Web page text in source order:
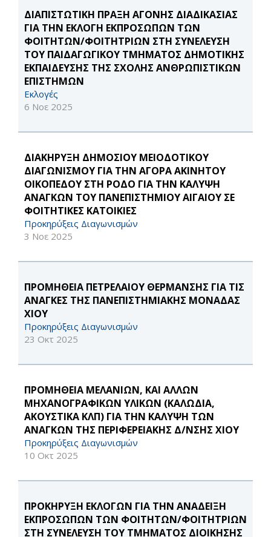
ΔΙΑΠΙΣΤΩΤΙΚΗ ΠΡΑΞΗ ΑΓΟΝΗΣ ΔΙΑΔΙΚΑΣΙΑΣ
ΓΙΑ ΤΗΝ ΕΚΛΟΓΗ ΕΚΠΡΟΣΩΠΩΝ ΤΩΝ
ΦΟΙΤΗΤΩΝ/ΦΟΙΤΗΤΡΙΩΝ ΣΤΗ ΣΥΝΕΛΕΥΣΗ
ΤΟΥ ΠΑΙΔΑΓΩΓΙΚΟΥ ΤΜΗΜΑΤΟΣ ΔΗΜΟΤΙΚΗΣ
ΕΚΠΑΙΔΕΥΣΗΣ ΤΗΣ ΣΧΟΛΗΣ ΑΝΘΡΩΠΙΣΤΙΚΩΝ
ΕΠΙΣΤΗΜΩΝ
Εκλογές
6 Νοε 2025
ΔΙΑΚΗΡΥΞΗ ΔΗΜΟΣΙΟΥ ΜΕΙΟΔΟΤΙΚΟΥ
ΔΙΑΓΩΝΙΣΜΟΥ ΓΙΑ ΤΗΝ ΑΓΟΡΑ ΑΚΙΝΗΤΟΥ
ΟΙΚΟΠΕΔΟΥ ΣΤΗ ΡΟΔΟ ΓΙΑ ΤΗΝ ΚΑΛΥΨΗ
ΑΝΑΓΚΩΝ ΤΟΥ ΠΑΝΕΠΙΣΤΗΜΙΟΥ ΑΙΓΑΙΟΥ ΣΕ
ΦΟΙΤΗΤΙΚΕΣ ΚΑΤΟΙΚΙΕΣ
Προκηρύξεις Διαγωνισμών
3 Νοε 2025
ΠΡΟΜΗΘΕΙΑ ΠΕΤΡΕΛΑΙΟΥ ΘΕΡΜΑΝΣΗΣ ΓΙΑ ΤΙΣ
ΑΝΑΓΚΕΣ ΤΗΣ ΠΑΝΕΠΙΣΤΗΜΙΑΚΗΣ ΜΟΝΑΔΑΣ
ΧΙΟΥ
Προκηρύξεις Διαγωνισμών
23 Οκτ 2025
ΠΡΟΜΗΘΕΙΑ ΜΕΛΑΝΙΩΝ, ΚΑΙ ΑΛΛΩΝ
ΜΗΧΑΝΟΓΡΑΦΙΚΩΝ ΥΛΙΚΩΝ (ΚΑΛΩΔΙΑ,
ΑΚΟΥΣΤΙΚΑ ΚΛΠ) ΓΙΑ ΤΗΝ ΚΑΛΥΨΗ ΤΩΝ
ΑΝΑΓΚΩΝ ΤΗΣ ΠΕΡΙΦΕΡΕΙΑΚΗΣ Δ/ΝΣΗΣ ΧΙΟΥ
Προκηρύξεις Διαγωνισμών
10 Οκτ 2025
ΠΡΟΚΗΡΥΞΗ ΕΚΛΟΓΩΝ ΓΙΑ ΤΗΝ ΑΝΑΔΕΙΞΗ
ΕΚΠΡΟΣΩΠΩΝ ΤΩΝ ΦΟΙΤΗΤΩΝ/ΦΟΙΤΗΤΡΙΩΝ
ΣΤΗ ΣΥΝΕΛΕΥΣΗ ΤΟΥ ΤΜΗΜΑΤΟΣ ΔΙΟΙΚΗΣΗΣ